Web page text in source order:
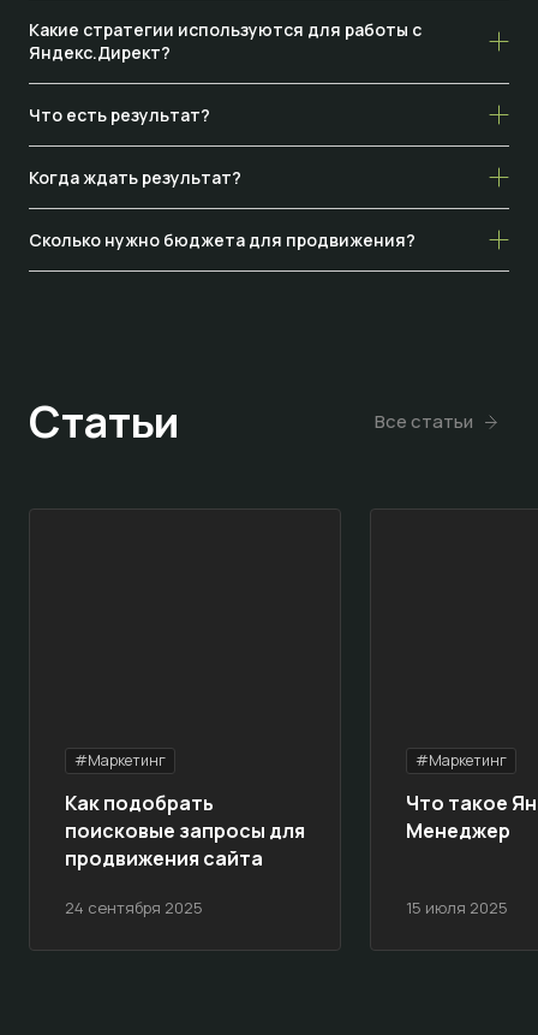
Какие стратегии используются для работы с
Яндекс.Директ?
Что есть результат?
Когда ждать результат?
Сколько нужно бюджета для продвижения?
Статьи Все статьи
#Маркетинг
24 сентября 2025
Как подобрать
поисковые запросы для
продвижения сайта
#Маркетинг
15 июля 2025
Что такое
Менеджер